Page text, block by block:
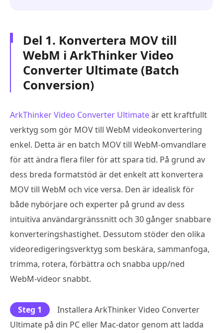
Del 1. Konvertera MOV till
WebM i ArkThinker Video
Converter Ultimate (Batch
Conversion)
ArkThinker Video Converter Ultimateär ett kraftfullt
verktyg som gör MOV till WebM videokonvertering
enkel. Detta är en batch MOV till WebM-omvandlare
för att ändra flera filer för att spara tid. På grund av
dess breda formatstöd är det enkelt att konvertera
MOV till WebM och vice versa. Den är idealisk för
både nybörjare och experter på grund av dess
intuitiva användargränssnitt och 30 gånger snabbare
konverteringshastighet. Dessutom stöder den olika
videoredigeringsverktyg som beskära, sammanfoga,
trimma, rotera, förbättra och snabba upp/ned
WebM-videor snabbt.
Steg 1
Installera ArkThinker Video Converter
Ultimate på din PC eller Mac-dator genom att ladda